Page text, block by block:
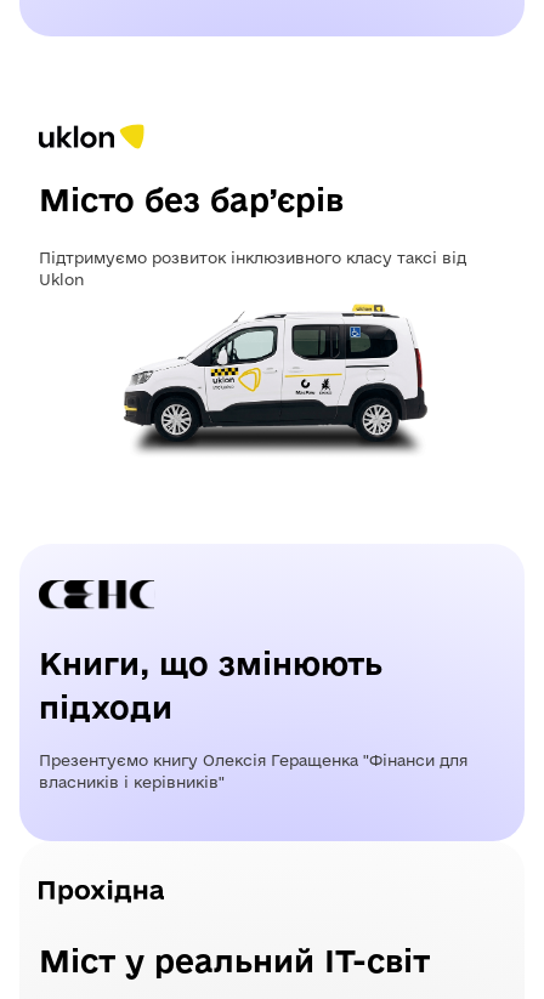
Місто без бар’єрів
Підтримуємо розвиток інклюзивного класу таксі від
Uklon
Книги, що змінюють
підходи
Презентуємо книгу Олексія Геращенка "Фінанси для
власників і керівників"
Міст у реальний ІТ-світ